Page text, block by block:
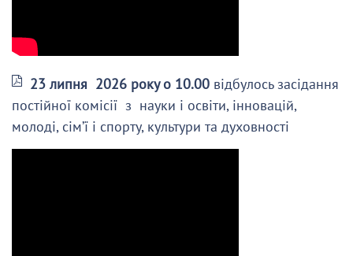
23 липня 2026 року о 10.00 відбулось засідання
постійної комісії з науки і освіти, інновацій,
молоді, сім’ї і спорту, культури та духовності